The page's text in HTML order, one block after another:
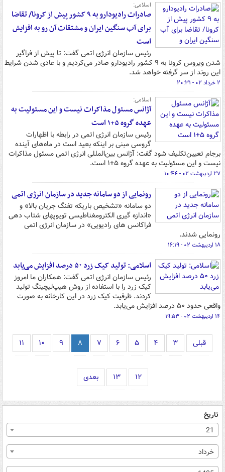
اسلامی:
صادرات رادیودارو به ۹ کشور پیش از کرونا/ تقاضا
برای آب سنگین ایران و مشتقات آن رو به افزایش
است
رئیس سازمان انرژی اتمی گفت: تا پیش از فراگیر
شدن ویروس کرونا به ۹ کشور رادیودارو صادر می‌کردیم و با عادی شدن شرایط
این روند از سر گرفته خواهد شد.
۲ خرداد ۰۲ - ۲۰:۳۱
اسلامی:
آژانس مسئول مذاکرات نیست و این مسئولیت به
عهده گروه ۵+۱ است
رئیس سازمان انرژی اتمی در رابطه با اظهارات
گروسی مبنی بر اینکه بعید است در ماه‌های آینده
برجام تعیین‌تکلیف شود گفت: آژانس بین‌المللی انرژی اتمی مسئول مذاکرات
نیست و این مسئولیت به عهده گروه ۵+۱ است.
۲۷ اردیبهشت ۰۲ - ۱۰:۴۴
رونمایی از دو سامانه جدید در سازمان انرژی اتمی
دو سامانه «تشخیص باریکه تفنگ جریان بالا» و
«اندازه گیری الکترومغناطیسی تویوپهای شتاب دهی
فراکانس های رادیویی» در سازمان انرژی اتمی
رونمایی شدند.
۱۸ اردیبهشت ۰۲ - ۱۶:۱۹
اسلامی: تولید کیک زرد ۵۰ درصد افزایش می‌یابد
رئیس سازمان انرژی اتمی گفت: همکاران ما امروز
کیک زرد را با استفاده از روش هیپ‌لیچینگ تولید
کردند. ظرفیت کیک زرد در این کارخانه به صورت
واقعی حدود ۵۰ درصد افزایش می‌یابد.
۱۴ اردیبهشت ۰۲ - ۱۹:۵۳
قبلی ۳ ۴ ۵ ۶ ۷ ۸ ۹ ۱۰ ۱۱
۱۲ ۱۳ بعدی
تاریخ
21
خرداد